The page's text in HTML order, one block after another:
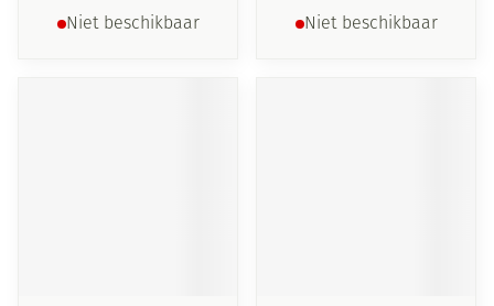
Niet beschikbaar Niet beschikbaar